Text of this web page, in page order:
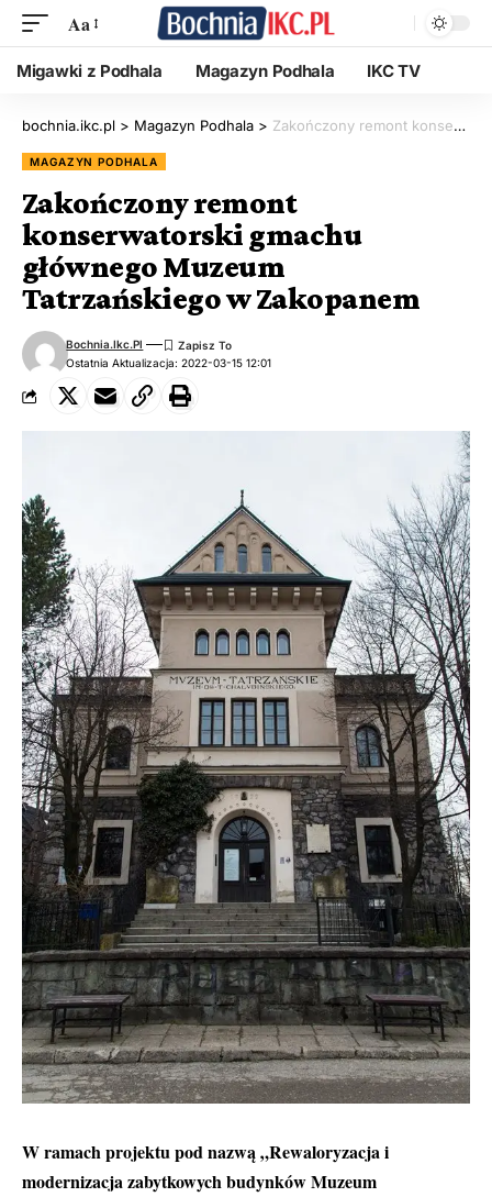
Aa
Migawki z Podhala Magazyn Podhala IKC TV
bochnia.ikc.pl > Magazyn Podhala > Zakończony remont konserwatorski gmachu głównego Muzeum Tatrzańskiego w Zakopanem
MAGAZYN PODHALA
Zakończony remont
konserwatorski gmachu
głównego Muzeum
Tatrzańskiego w Zakopanem
Ostatnia Aktualizacja: 2022-03-15 12:01
Bochnia.ikc.pl
W ramach projektu pod nazwą „Rewaloryzacja i
modernizacja zabytkowych budynków Muzeum